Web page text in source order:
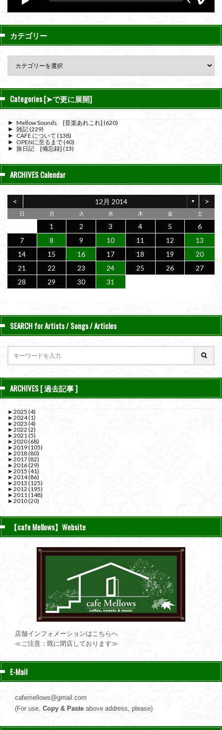
カテゴリー
Categories [➤で更に展開]
► Mellow Sounds [音楽あれこれ] (620)
► 雑記(229)
► CAFE について (138)
► OPENに至るまで(40)
► 旅日記 [備忘録] (13)
ARCHIVES Calendar
< 12月 2014 ▼ >
日 月 火 水 木 金 土
1 2 3 4 5
6
7
8 9 10 11 12
13
14
15 16 17 18 19
20
21
22 23 24 25 26
27
28
29 30 31
SEARCH for Artists / Songs / Articles
ARCHIVES [ 過去記事 ]
►2025 (4)
►2024(1)
►2023 (4)
►2022 (2)
►2021 (5)
►2020(68)
►2019(105)
►2018(80)
►2017(82)
►2016(29)
►2015 (41)
►2014(86)
►2013 (125)
►2012 (195)
►2011 (148)
►2010(20)
【cafe Mellows】Website
店舗インフォメーションはこちらへ
≪ご注意：既に閉店しております≫
E-Mail
cafemellows@gmail.com
(For use, Copy & Paste above address, please)